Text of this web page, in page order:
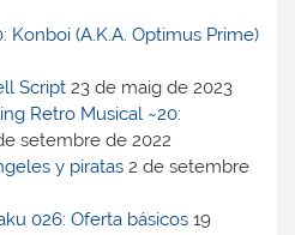
Konboi (A.K.A. Optimus Prime)
Script 23 de maig de 2023
Retro Musical ~20:
setembre de 2022
y piratas 2 de setembre
026: Oferta básicos 19